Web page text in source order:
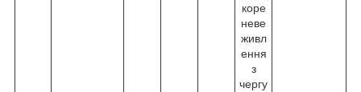
коре
неве
живл
ення
з
чергу